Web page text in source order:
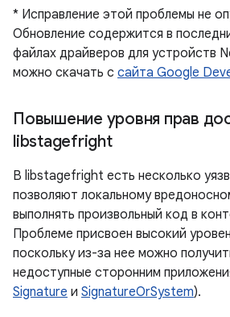
* Исправление этой проблемы не
Обновление содержится в
файлах драйверов для устройств
можно скачать с сайта Google
Повышение уровня прав
libstagefright
В libstagefright есть несколько
позволяют локальному
выполнять произвольный код в
Проблеме присвоен высокий
поскольку из-за нее можно
недоступные сторонним
Signature и SignatureOrSystem).